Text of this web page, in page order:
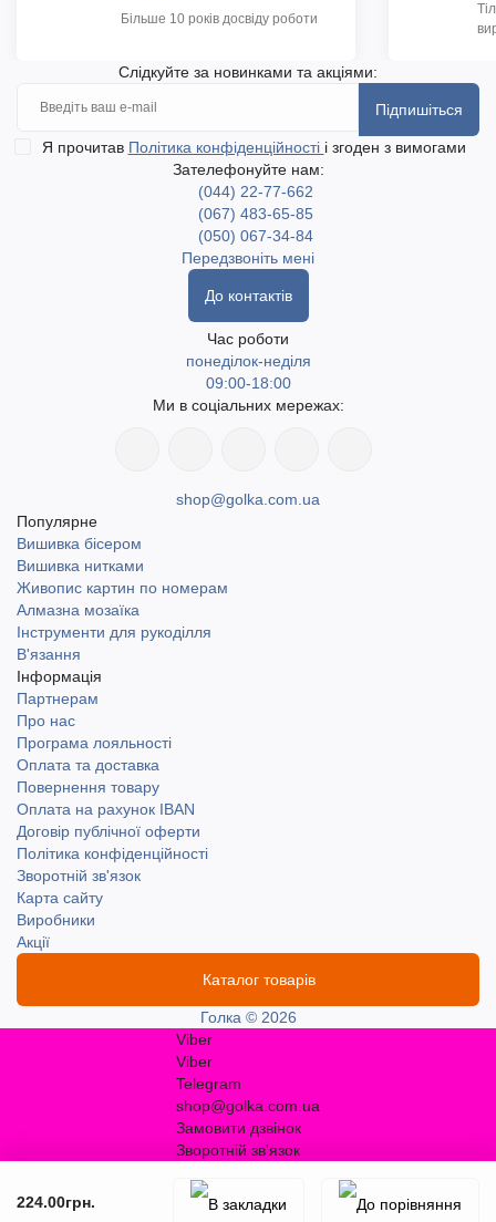
224.00грн.
Більше 10 років досвіду роботи
Слідкуйте за новинками та акціями:
Підпишіться
Я прочитав Політика конфіденційності і згоден з вимогами
Зателефонуйте нам:
(044) 22-77-662
(067) 483-65-85
(050) 067-34-84
Передзвоніть мені
До контактів
Час роботи
понеділок-неділя
09:00-18:00
Ми в соціальних мережах:
shop@golka.com.ua
Популярне
Вишивка бісером
Вишивка нитками
Живопис картин по номерам
Алмазна мозаїка
Інструменти для рукоділля
В'язання
Інформація
Партнерам
Про нас
Програма лояльності
Оплата та доставка
Повернення товару
Оплата на рахунок IBAN
Договір публічної оферти
Політика конфіденційності
Зворотній зв'язок
Карта сайту
Виробники
Акції
Каталог товарів
Голка © 2026
Viber
Viber
Telegram
shop@golka.com.ua
Замовити дзвінок
Зворотній зв'язок